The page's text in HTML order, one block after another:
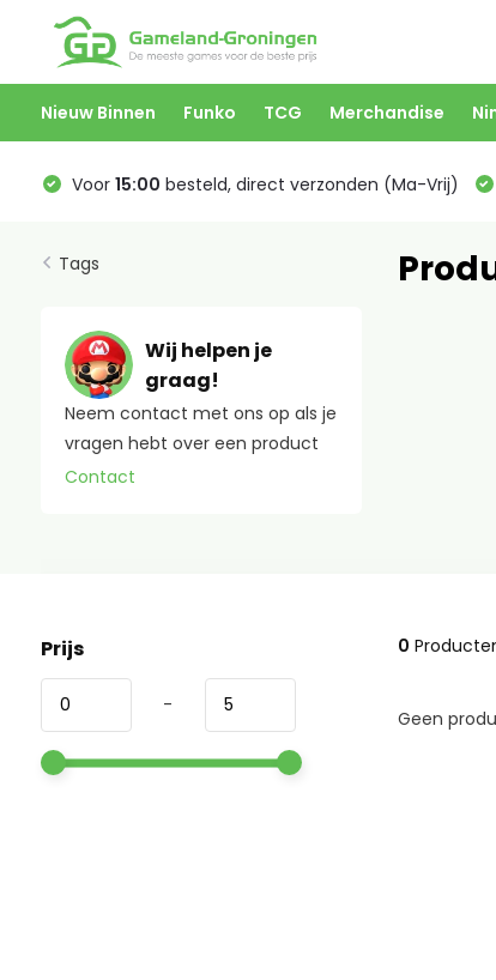
Nieuw Binnen Funko TCG Merchandise
Voor 15:00 besteld, direct verzonden (Ma-Vrij)
Tags
Wij helpen je
graag!
Neem contact met ons op als je
vragen hebt over een product
Contact
Prijs
-
0
Geen